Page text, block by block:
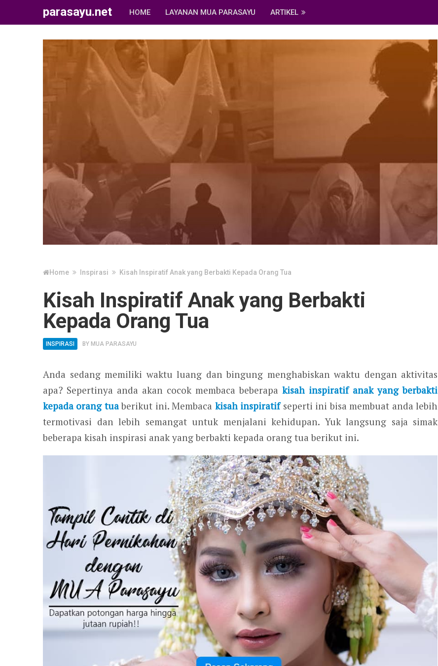
parasayu.net HOME LAYANAN MUA PARASAYU ARTIKEL
Home Inspirasi Kisah Inspiratif Anak yang Berbakti Kepada Orang Tua
Kisah Inspiratif Anak yang Berbakti
Kepada Orang Tua
INSPIRASI BY MUA PARASAYU
Anda sedang memiliki waktu luang dan bingung menghabiskan waktu dengan aktivitas
apa? Sepertinya anda akan cocok membaca beberapakisah inspiratif anak yang berbakti
kepada orang tuaberikut ini. Membaca kisah inspiratifseperti ini bisa membuat anda lebih
termotivasi dan lebih semangat untuk menjalani kehidupan. Yuk langsung saja simak
beberapa kisah inspirasi anak yang berbakti kepada orang tua berikut ini.